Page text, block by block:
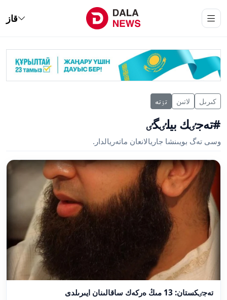
قاز
كىرىل لاتىن تٶتە
#تەجٸك بيلٸگٸ
وسى تەگ بويىنشا جاريالانعان ماتەريالدار.
تەجٸكستان: 13 مىڭ ەركەك ساقالىنان ايىرىلدى